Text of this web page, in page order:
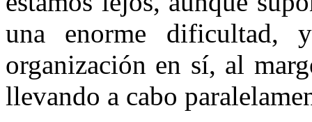
una enorme dificultad,
organización en sí, al
llevando a cabo